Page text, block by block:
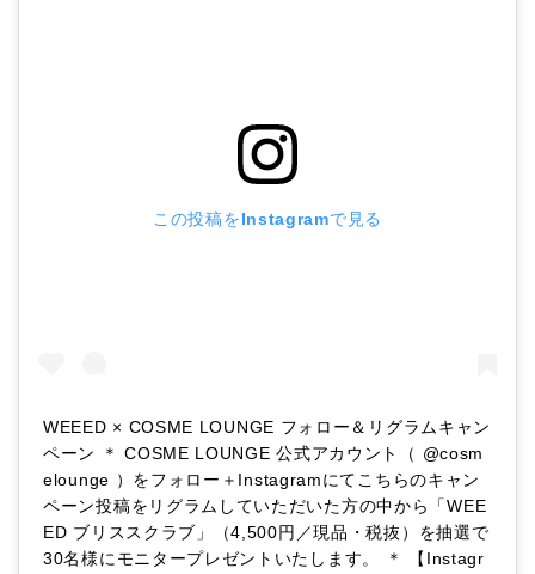
この投稿をInstagramで見る
WEEED × COSME LOUNGE フォロー＆リグラムキャン
ペーン ＊ COSME LOUNGE 公式アカウント（ @cosm
elounge ）をフォロー＋Instagramにてこちらのキャン
ペーン投稿をリグラムしていただいた方の中から「WEE
ED ブリススクラブ」（4,500円／現品・税抜）を抽選で
30名様にモニタープレゼントいたします。 ＊ 【Instagr